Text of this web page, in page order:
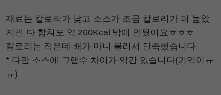
재료는 칼로리가 낮고 소스가 조금 칼로리가 더 높았
지만 다 합쳐도 약 260Kcal 밖에 안됬어요ㅎㅎㅎ
칼로리는 작은데 배가 마니 불러서 만족했습니다
* 다만 소스에 그램수 차이가 약간 있습니다(기억이ㅠ
ㅠ)